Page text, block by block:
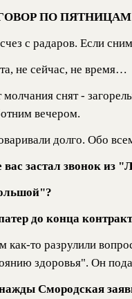
ПО ПЯТНИЦАМ
с радаров. Если
не сейчас, не время…
молчания снят -
вечером.
долго. Обо
вас застал звонок из
до конца
как-то разрулили
здоровья". Он
Смородская